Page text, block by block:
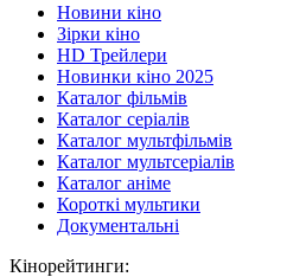
Новини кіно
Зірки кіно
HD Трейлери
Новинки кіно 2025
Каталог фільмів
Каталог серіалів
Каталог мультфільмів
Каталог мультсеріалів
Каталог аніме
Короткі мультики
Документальні
Кінорейтинги: